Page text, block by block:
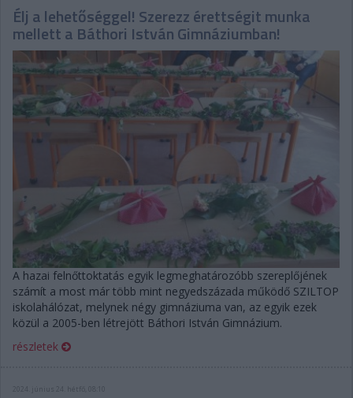
Élj a lehetőséggel! Szerezz érettségit munka
mellett a Báthori István Gimnáziumban!
A hazai felnőttoktatás egyik legmeghatározóbb szereplőjének
számít a most már több mint negyedszázada működő SZILTOP
iskolahálózat, melynek négy gimnáziuma van, az egyik ezek
közül a 2005-ben létrejött Báthori István Gimnázium.
részletek
2024. június 24. hétfő, 08:10